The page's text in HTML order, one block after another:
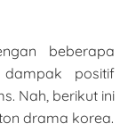
beberapa
positif
Nah, berikut ini
drama korea.